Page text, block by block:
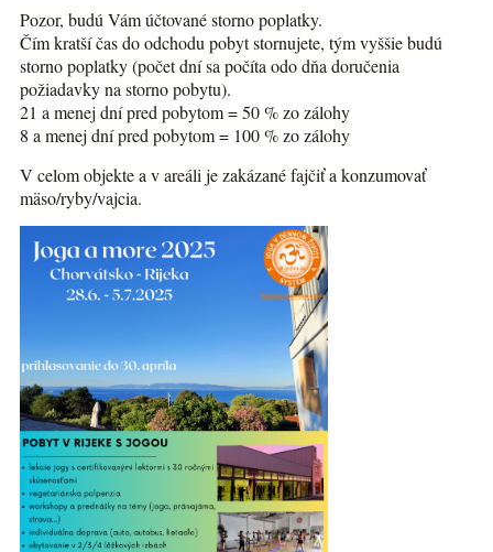
Pozor, budú Vám účtované storno poplatky.
Čím kratší čas do odchodu pobyt stornujete, tým vyššie budú
storno poplatky (počet dní sa počíta odo dňa doručenia
požiadavky na storno pobytu).
21 a menej dní pred pobytom = 50 % zo zálohy
8 a menej dní pred pobytom = 100 % zo zálohy
V celom objekte a v areáli je zakázané fajčiť a konzumovať
mäso/ryby/vajcia.